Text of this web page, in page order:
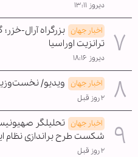
دیروز ۱۳:۱۱
اخبار جهان بزرگراه آرال-
ترانزیت اوراسیا
دیروز ۱۸:۱۶
اخبار جهان ویدیو/
۲ روز قبل
اخبار جهان تحلیلگر
شکست طرح براندازی نظام
۲ روز قبل